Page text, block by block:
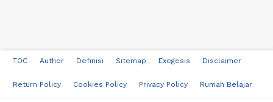
TOC Author Definisi Sitemap Exegesis Disclaimer
Return Policy Cookies Policy Privacy Policy Rumah Belajar